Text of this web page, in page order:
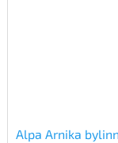
Alpa Arnika